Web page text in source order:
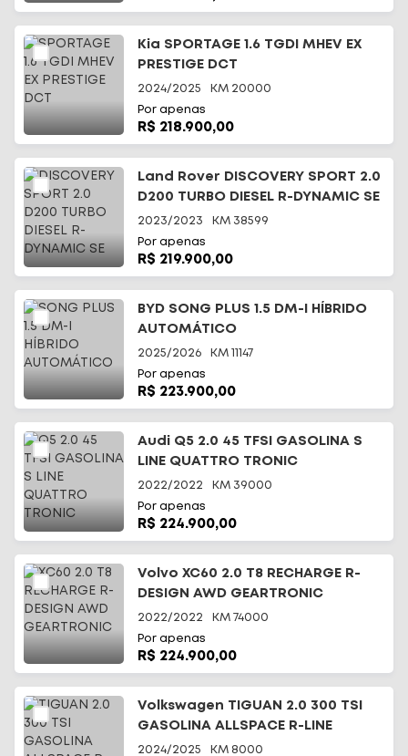
Kia SPORTAGE 1.6 TGDI MHEV EX
PRESTIGE DCT
2024/2025 KM 20000
Por apenas
R$ 218.900,00
Land Rover DISCOVERY SPORT 2.0
D200 TURBO DIESEL R-DYNAMIC SE
2023/2023 KM 38599
Por apenas
R$ 219.900,00
BYD SONG PLUS 1.5 DM-I HÍBRIDO
AUTOMÁTICO
2025/2026 KM 11147
Por apenas
R$ 223.900,00
Audi Q5 2.0 45 TFSI GASOLINA S
LINE QUATTRO TRONIC
2022/2022 KM 39000
Por apenas
R$ 224.900,00
Volvo XC60 2.0 T8 RECHARGE R-
DESIGN AWD GEARTRONIC
2022/2022 KM 74000
Por apenas
R$ 224.900,00
Volkswagen TIGUAN 2.0 300 TSI
GASOLINA ALLSPACE R-LINE
AUTOMÁ
2024/2025 KM 8000